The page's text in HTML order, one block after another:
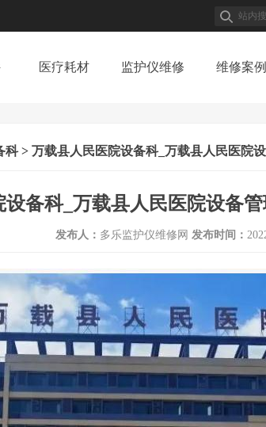
医疗耗材 监护仪维修 维修案例
科> 万载县人民医院设备科_万载县人民医院
备科_万载县人民医院设备
发布人： 多乐监护仪维修网 发布时间：